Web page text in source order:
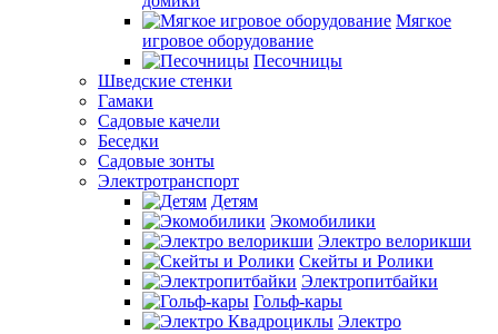
Мягкое
игровое оборудование
Песочницы
Шведские стенки
Гамаки
Садовые качели
Беседки
Садовые зонты
Электротранспорт
Детям
Экомобилики
Электро велорикши
Скейты и Ролики
Электропитбайки
Гольф-кары
Электро